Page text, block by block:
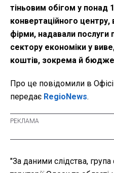
тіньовим обігом у понад
конвертаційного центру,
фірми, надавали послуги
сектору економіки у
коштів, зокрема й
Про це повідомили в
передає RegioNews.
"За даними слідства, група